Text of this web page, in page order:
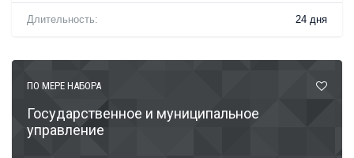
Длительность: 24 дня
ПО МЕРЕ НАБОРА
Государственное и муниципальное
управление